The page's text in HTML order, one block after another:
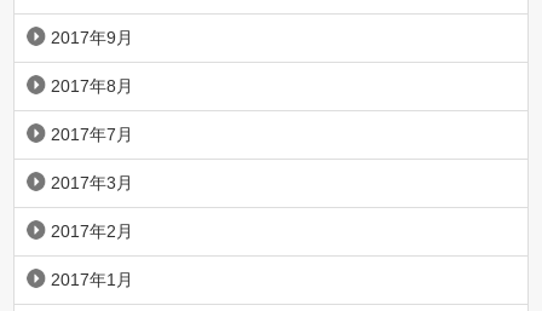
2017年9月
2017年8月
2017年7月
2017年3月
2017年2月
2017年1月